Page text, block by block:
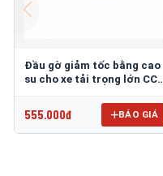
Đầu gờ giảm tốc bằng cao
su cho xe tải trọng lớn CC-
555.000đ BÁO GIÁ